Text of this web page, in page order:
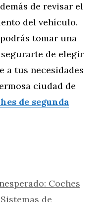
de revisar el
del vehículo.
tomar una
de elegir
a tus necesidades
ciudad de
de segunda
Coches
de